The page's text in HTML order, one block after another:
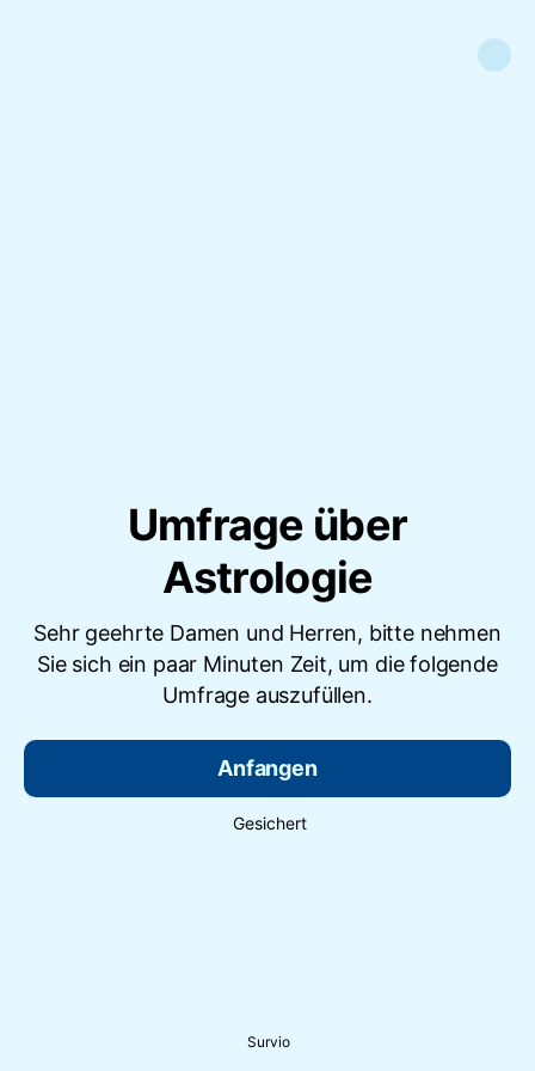
Umfrage über
Astrologie
Sehr geehrte Damen und Herren, bitte nehmen
Sie sich ein paar Minuten Zeit, um die folgende
Umfrage auszufüllen.
Anfangen
Gesichert
Survio